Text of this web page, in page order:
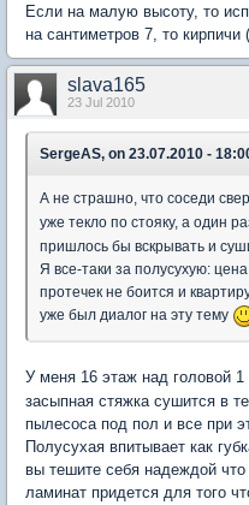
Если на малую высоту, то
на сантиметров 7, то
slava165
23 Jul 2010
SergeAS, on 23.07.2010 -
А не страшно, что соседи
уже текло по стояку, а один
пришлось бы вскрывать и
Я все-таки за полусухую:
протечек не боится и
уже был диалог на эту тему
У меня 16 этаж над головой 1
засыпная стяжка сушится в
пылесоса под пол и все при
Полусухая впитывает как
вы тешите себя надеждой
ламинат придется для того